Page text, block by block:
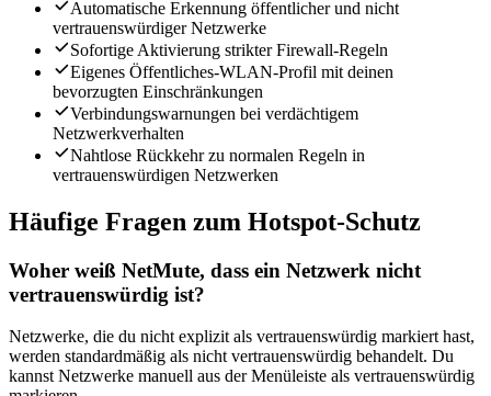
Automatische Erkennung öffentlicher und nicht
vertrauenswürdiger Netzwerke
Sofortige Aktivierung strikter Firewall-Regeln
Eigenes Öffentliches-WLAN-Profil mit deinen
bevorzugten Einschränkungen
Verbindungswarnungen bei verdächtigem
Netzwerkverhalten
Nahtlose Rückkehr zu normalen Regeln in
vertrauenswürdigen Netzwerken
Häufige Fragen zum Hotspot-Schutz
Woher weiß NetMute, dass ein Netzwerk nicht
vertrauenswürdig ist?
Netzwerke, die du nicht explizit als vertrauenswürdig markiert hast,
werden standardmäßig als nicht vertrauenswürdig behandelt. Du
kannst Netzwerke manuell aus der Menüleiste als vertrauenswürdig